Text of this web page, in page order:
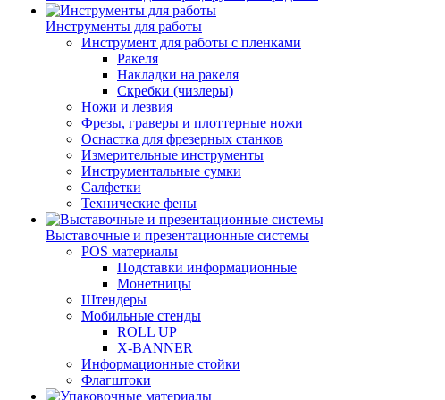
Инструменты для работы
Инструмент для работы с пленками
Ракеля
Накладки на ракеля
Скребки (чизлеры)
Ножи и лезвия
Фрезы, граверы и плоттерные ножи
Оснастка для фрезерных станков
Измерительные инструменты
Инструментальные сумки
Салфетки
Технические фены
Выставочные и презентационные системы
POS материалы
Подставки информационные
Монетницы
Штендеры
Мобильные стенды
ROLL UP
X-BANNER
Информационные стойки
Флагштоки